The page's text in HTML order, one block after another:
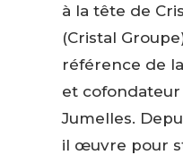
à la tête de
(Cristal
référence de
et
Jumelles.
il œuvre pour